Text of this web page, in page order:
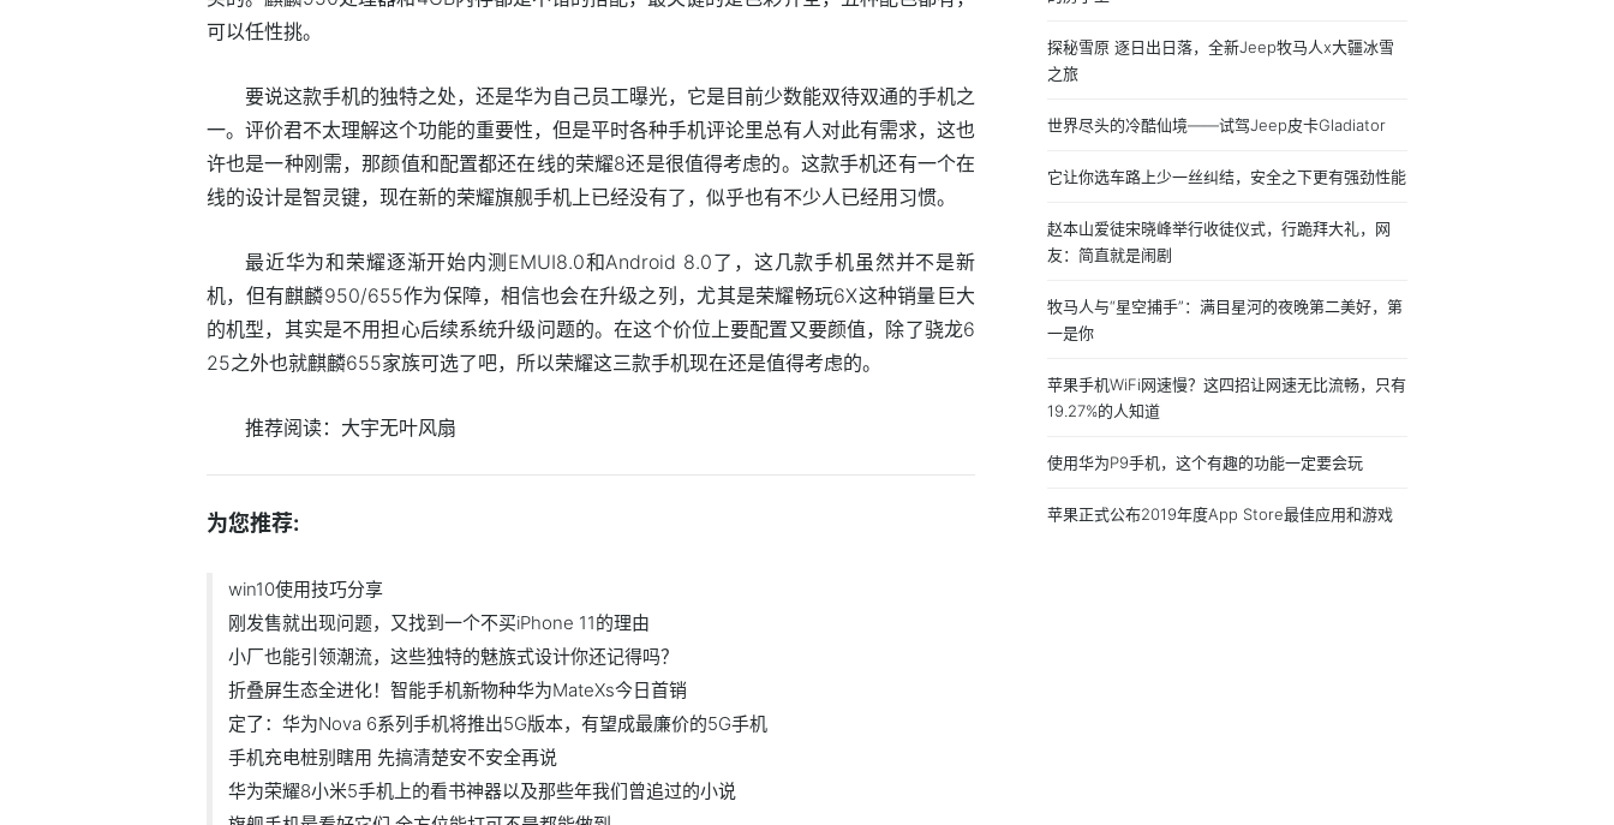
可以任性挑。
要说这款手机的独特之处，还是华为自己员工曝光，它是目前少数能双待双通的手机之
一。评价君不太理解这个功能的重要性，但是平时各种手机评论里总有人对此有需求，这也
许也是一种刚需，那颜值和配置都还在线的荣耀8还是很值得考虑的。这款手机还有一个在
线的设计是智灵键，现在新的荣耀旗舰手机上已经没有了，似乎也有不少人已经用习惯。
最近华为和荣耀逐渐开始内测EMUI8.0和Android 8.0了，这几款手机虽然并不是新
机，但有麒麟950/655作为保障，相信也会在升级之列，尤其是荣耀畅玩6X这种销量巨大
的机型，其实是不用担心后续系统升级问题的。在这个价位上要配置又要颜值，除了骁龙6
25之外也就麒麟655家族可选了吧，所以荣耀这三款手机现在还是值得考虑的。
推荐阅读： 大宇无叶风扇
为您推荐:
win10使用技巧分享
刚发售就出现问题，又找到一个不买iPhone 11的理由
小厂也能引领潮流，这些独特的魅族式设计你还记得吗？
折叠屏生态全进化！智能手机新物种华为MateXs今日首销
定了：华为Nova 6系列手机将推出5G版本，有望成最廉价的5G手机
手机充电桩别瞎用 先搞清楚安不安全再说
华为荣耀8小米5手机上的看书神器以及那些年我们曾追过的小说
探秘雪原 逐日出日落，全新Jeep牧马人x大疆冰雪
之旅
世界尽头的冷酷仙境——试驾Jeep皮卡Gladiator
它让你选车路上少一丝纠结，安全之下更有强劲性能
赵本山爱徒宋晓峰举行收徒仪式，行跪拜大礼，网
友：简直就是闹剧
牧马人与“星空捕手”：满目星河的夜晚第二美好，第
一是你
苹果手机WiFi网速慢？这四招让网速无比流畅，只有
19.27%的人知道
使用华为P9手机，这个有趣的功能一定要会玩
苹果正式公布2019年度App Store最佳应用和游戏